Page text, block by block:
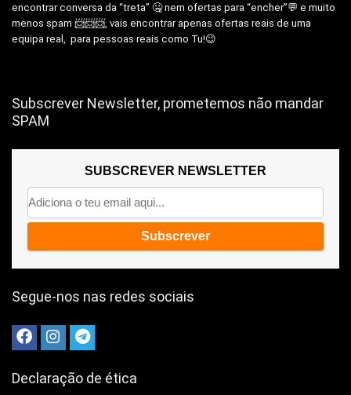
encontrar conversa da “treta” 🤐 nem ofertas para “encher”💬 e muito
menos spam 📨📨📨, vais encontrar apenas ofertas reais de uma
equipa real, para pessoas reais como Tu!😉
Subscrever Newsletter, prometemos não mandar
SPAM
SUBSCREVER NEWSLETTER
Segue-nos nas redes sociais
Declaração de ética